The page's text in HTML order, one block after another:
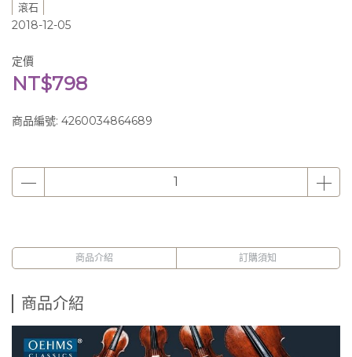
滾石
2018-12-05
定價
NT$798
商品編號: 4260034864689
商品介紹 訂購須知
商品介紹